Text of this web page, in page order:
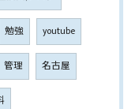
勉強 youtube
管理 名古屋